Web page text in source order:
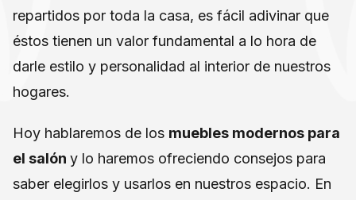
repartidos por toda la casa, es fácil adivinar que
éstos tienen un valor fundamental a lo hora de
darle estilo y personalidad al interior de nuestros
hogares.
Hoy hablaremos de los muebles modernos para
el salón y lo haremos ofreciendo consejos para
saber elegirlos y usarlos en nuestros espacio. En